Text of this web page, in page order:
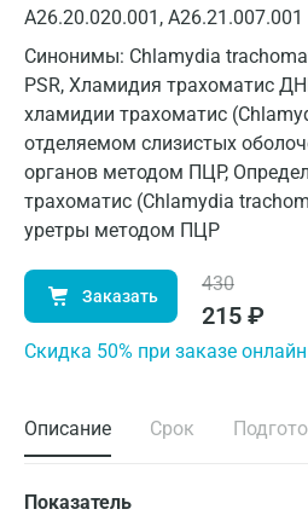
A26.20.020.001, A26.21.007.001
Синонимы: Chlamydia
PSR, Хламидия трахоматис
хламидии трахоматис
отделяемом слизистых
органов методом ПЦР,
трахоматис (Chlamydia
уретры методом ПЦР
Заказать
430
215 ₽
Cкидка 50% при заказе онлайн
Описание Срок
Показатель